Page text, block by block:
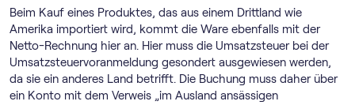
Beim Kauf eines Produktes, das aus einem Drittland wie
Amerika importiert wird, kommt die Ware ebenfalls mit der
Netto-Rechnung hier an. Hier muss die Umsatzsteuer bei der
Umsatz­steuer­voranmeldung gesondert ausgewiesen werden,
da sie ein anderes Land betrifft. Die Buchung muss daher über
ein Konto mit dem Verweis „im Ausland ansässigen